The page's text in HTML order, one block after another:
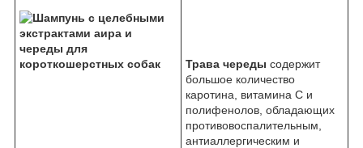
Трава череды содержит
большое количество
каротина, витамина С и
полифенолов, обладающих
противовоспалительным,
антиаллергическим и